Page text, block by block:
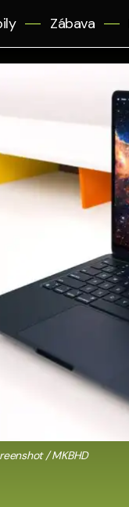
Zábava
/ MKBHD